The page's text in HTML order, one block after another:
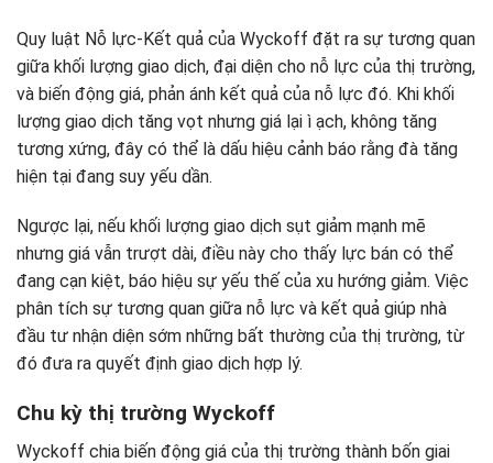
Quy luật Nỗ lực-Kết quả của Wyckoff đặt ra sự tương quan
giữa khối lượng giao dịch, đại diện cho nỗ lực của thị trường,
và biến động giá, phản ánh kết quả của nỗ lực đó. Khi khối
lượng giao dịch tăng vọt nhưng giá lại ì ạch, không tăng
tương xứng, đây có thể là dấu hiệu cảnh báo rằng đà tăng
hiện tại đang suy yếu dần.
Ngược lại, nếu khối lượng giao dịch sụt giảm mạnh mẽ
nhưng giá vẫn trượt dài, điều này cho thấy lực bán có thể
đang cạn kiệt, báo hiệu sự yếu thế của xu hướng giảm. Việc
phân tích sự tương quan giữa nỗ lực và kết quả giúp nhà
đầu tư nhận diện sớm những bất thường của thị trường, từ
đó đưa ra quyết định giao dịch hợp lý.
Chu kỳ thị trường Wyckoff
Wyckoff chia biến động giá của thị trường thành bốn giai